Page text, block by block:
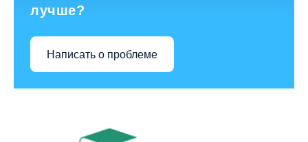
лучше?
Написать о проблеме